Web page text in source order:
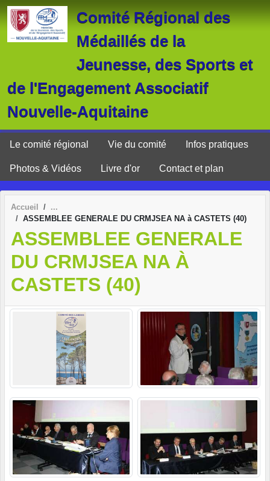
Comité Régional des
Médaillés de la
Jeunesse, des Sports et
de l'Engagement Associatif
Nouvelle-Aquitaine
Le comité régional Vie du comité Infos pratiques
Photos & Vidéos Livre d'or Contact et plan
Accueil
ASSEMBLEE GENERALE DU CRMJSEA NA à CASTETS (40)
ASSEMBLEE GENERALE
DU CRMJSEA NA À
CASTETS (40)
Panneau de gestion des cookies